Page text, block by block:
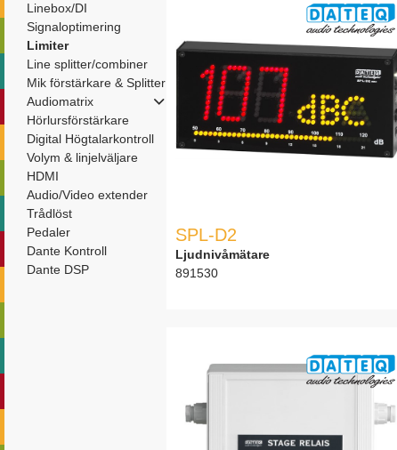
Linebox/DI
Signaloptimering
Limiter
Line splitter/combiner
Mik förstärkare & Splitter
Audiomatrix
Hörlursförstärkare
Digital Högtalarkontroll
Volym & linjelväljare
HDMI
Audio/Video extender
Trådlöst
Pedaler
Dante Kontroll
Dante DSP
SPL-D2
Ljudnivåmätare
891530